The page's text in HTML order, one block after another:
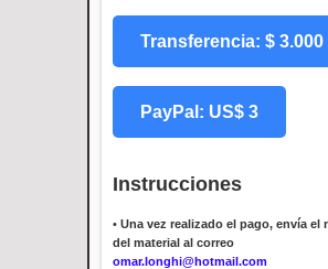
Transferencia: $ 3.000
PayPal: US$ 3
Instrucciones
• Una vez realizado el pago, envía el
del material al correo
omar.longhi@hotmail.com